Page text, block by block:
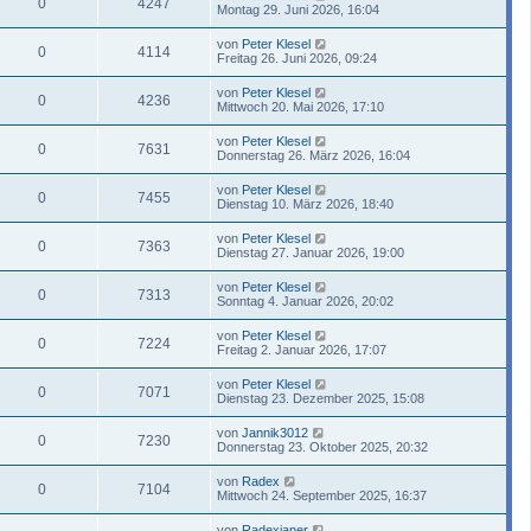
0 4247
Montag 29. Juni 2026, 16:04
0 4114 von Peter Klesel
Freitag 26. Juni 2026, 09:24
0 4236 von Peter Klesel
Mittwoch 20. Mai 2026, 17:10
0 7631 von Peter Klesel
Donnerstag 26. März 2026, 16:04
0 7455 von Peter Klesel
Dienstag 10. März 2026, 18:40
0 7363 von Peter Klesel
Dienstag 27. Januar 2026, 19:00
0 7313 von Peter Klesel
Sonntag 4. Januar 2026, 20:02
0 7224 von Peter Klesel
Freitag 2. Januar 2026, 17:07
0 7071 von Peter Klesel
Dienstag 23. Dezember 2025, 15:08
0 7230 von Jannik3012
Donnerstag 23. Oktober 2025, 20:32
0 7104 von Radex
Mittwoch 24. September 2025, 16:37